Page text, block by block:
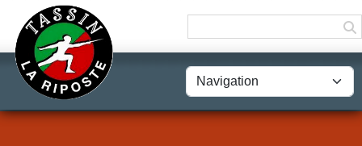
Panneau de gestion des cookies